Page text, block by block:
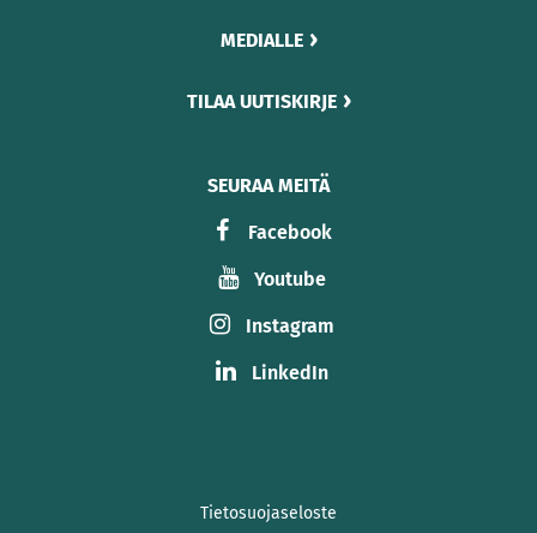
MEDIALLE
TILAA UUTISKIRJE
SEURAA MEITÄ
Facebook
Youtube
Instagram
LinkedIn
Tietosuojaseloste